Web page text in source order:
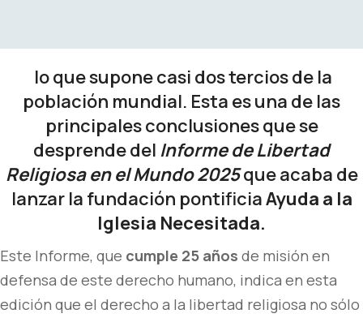
lo que supone casi dos tercios de la
población mundial. Esta es una de las
principales conclusiones que se
desprende del Informe de Libertad
Religiosa en el Mundo 2025que acaba de
lanzar la fundación pontificiaAyuda a la
Iglesia Necesitada.
Este Informe, que cumple 25 años de misión en
defensa de este derecho humano, indica en esta
edición que el derecho a la libertad religiosa no sólo